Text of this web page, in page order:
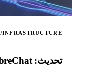
INFRASTRUCTURE
/